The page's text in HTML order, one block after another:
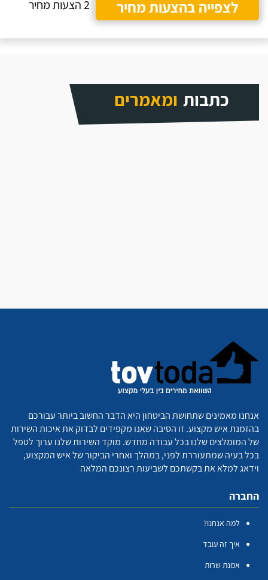
לצפייה בהצעות מחיר
2 הצעות מחיר
כתבות ומאמרים
אנחנו מאמינים שתחושת הביטחון היא הדבר החשוב ביותר עבורכם
בהזמנת איש מקצוע. זו הסיבה שאנו מקפידים לבדוק את איכות השירות
של המומלצים שלנו בכל עבודה מחדש. מוקד השירות שלנו ערוך לטפל
בכל בעיה שמתעוררת לפני, במהלך ואחרי הביקור של איש המקצוע,
וידאג למלא את בקשתכם לשביעות רצונכם המלאה
החברה
למה אנחנו?
איך זה עובד
אמנת שרות